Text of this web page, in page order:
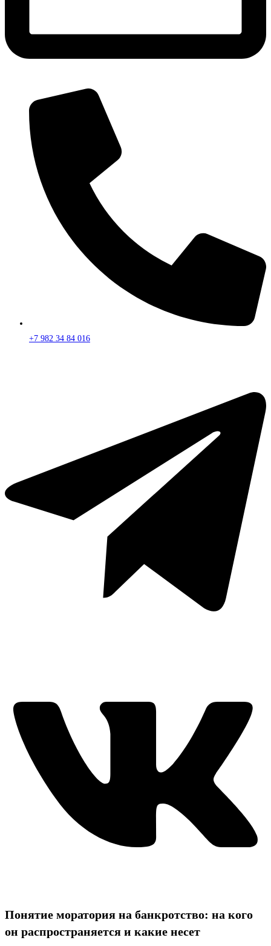
+7 982 34 84 016
Понятие моратория на банкротство: на кого
он распространяется и какие несет